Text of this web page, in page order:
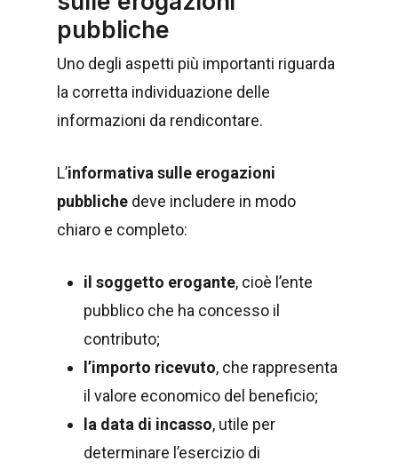
pubbliche
Uno degli aspetti più importanti riguarda
la corretta individuazione delle
informazioni da rendicontare.
L’informativa sulle erogazioni
pubbliche deve includere in modo
chiaro e completo:
il soggetto erogante, cioè l’ente
pubblico che ha concesso il
contributo;
l’importo ricevuto, che rappresenta
il valore economico del beneficio;
la data di incasso, utile per
determinare l’esercizio di